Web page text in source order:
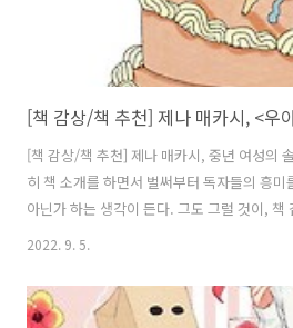
[책 감상/책 추천] 제나 매카시, 중년 여성의
히 책 소개를 하면서 벌써부터 독자들의 흥미
아닌가 하는 생각이 든다. 그도 그럴 것이, 책
'예전 같지 않다고 느끼는' 중년 여성의 이야
되는 에세이' 정도면 어떨까. 그러면 좀 더 관
도 내 말솜씨로는 안 될 거 같으니 그냥 저자
2022. 9. 5.